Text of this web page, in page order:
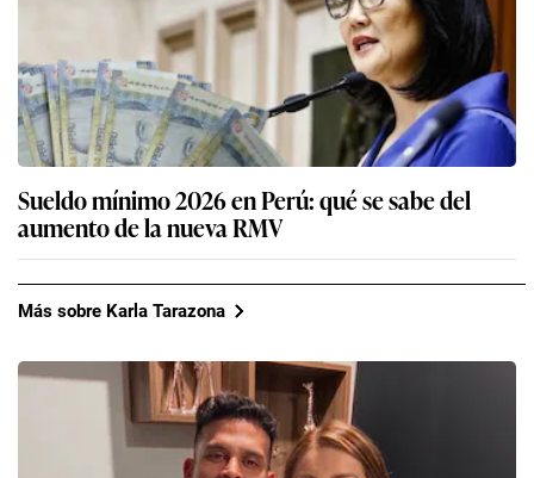
Sueldo mínimo 2026 en Perú: qué se sabe del
aumento de la nueva RMV
Más sobre Karla Tarazona